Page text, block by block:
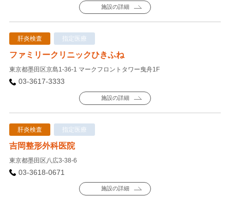
施設の詳細
肝炎検査 指定医療
ファミリークリニックひきふね
東京都墨田区京島1-36-1 マークフロントタワー曳舟1F
03-3617-3333
施設の詳細
肝炎検査 指定医療
吉岡整形外科医院
東京都墨田区八広3-38-6
03-3618-0671
施設の詳細